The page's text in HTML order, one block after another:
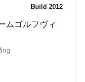
Build 2012
ムゴルフヴィ